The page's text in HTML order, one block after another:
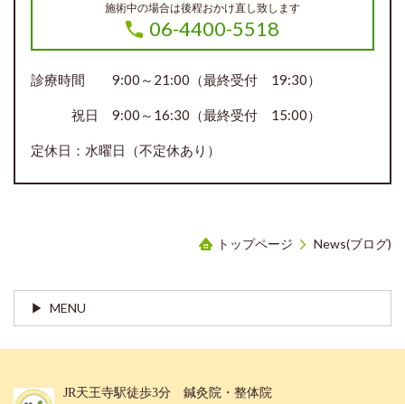
施術中の場合は後程おかけ直し致します
06-4400-5518
診療時間 9:00～21:00（最終受付 19:30）
祝日 9:00～16:30（最終受付 15:00）
定休日：水曜日（不定休あり）
トップページ News(ブログ)
MENU
JR天王寺駅徒歩3分 鍼灸院・整体院